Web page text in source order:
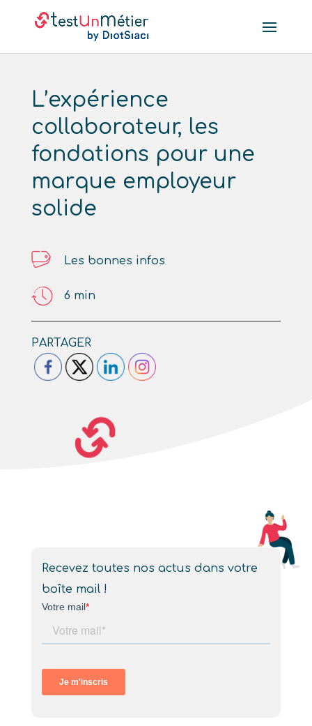
L’expérience
collaborateur, les
fondations pour une
marque employeur
solide
Les bonnes infos
6 min
PARTAGER
Recevez toutes nos actus dans votre
boîte mail !